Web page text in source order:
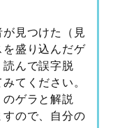
見つけた（見
盛り込んだゲ
んで誤字脱
てください。
ゲラと解説
すので、自分の